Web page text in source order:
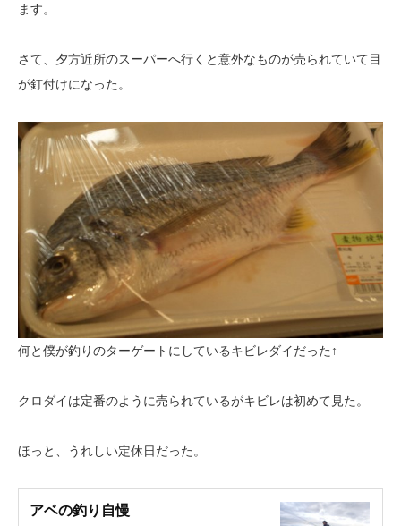
ます。
さて、夕方近所のスーパーへ行くと意外なものが売られていて目
が釘付けになった。
何と僕が釣りのターゲートにしているキビレダイだった↑
クロダイは定番のように売られているがキビレは初めて見た。
ほっと、うれしい定休日だった。
アベの釣り自慢